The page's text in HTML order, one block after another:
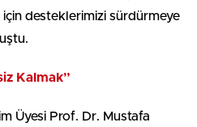
desteklerimizi sürdürmeye
Kalmak”
Üyesi Prof. Dr. Mustafa